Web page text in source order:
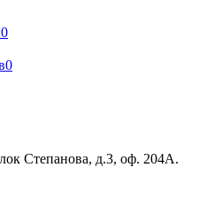
0
0
Степанова, д.3, оф. 204А.